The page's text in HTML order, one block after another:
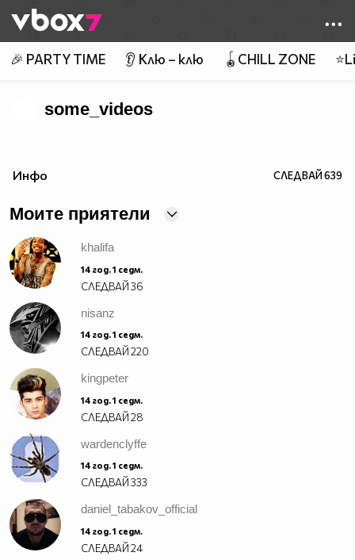
👾
🎉 PARTY TIME 👂 Клю – клю 🪀CHILL ZONE
some_videos
Инфо СЛЕДВАЙ639
Моите приятели
khalifa
14 год. 1 седм.
СЛЕДВАЙ36
nisanz
14 год. 1 седм.
СЛЕДВАЙ220
kingpeter
14 год. 1 седм.
СЛЕДВАЙ28
wardenclyffe
14 год. 1 седм.
СЛЕДВАЙ333
daniel_tabakov_official
14 год. 1 седм.
СЛЕДВАЙ24